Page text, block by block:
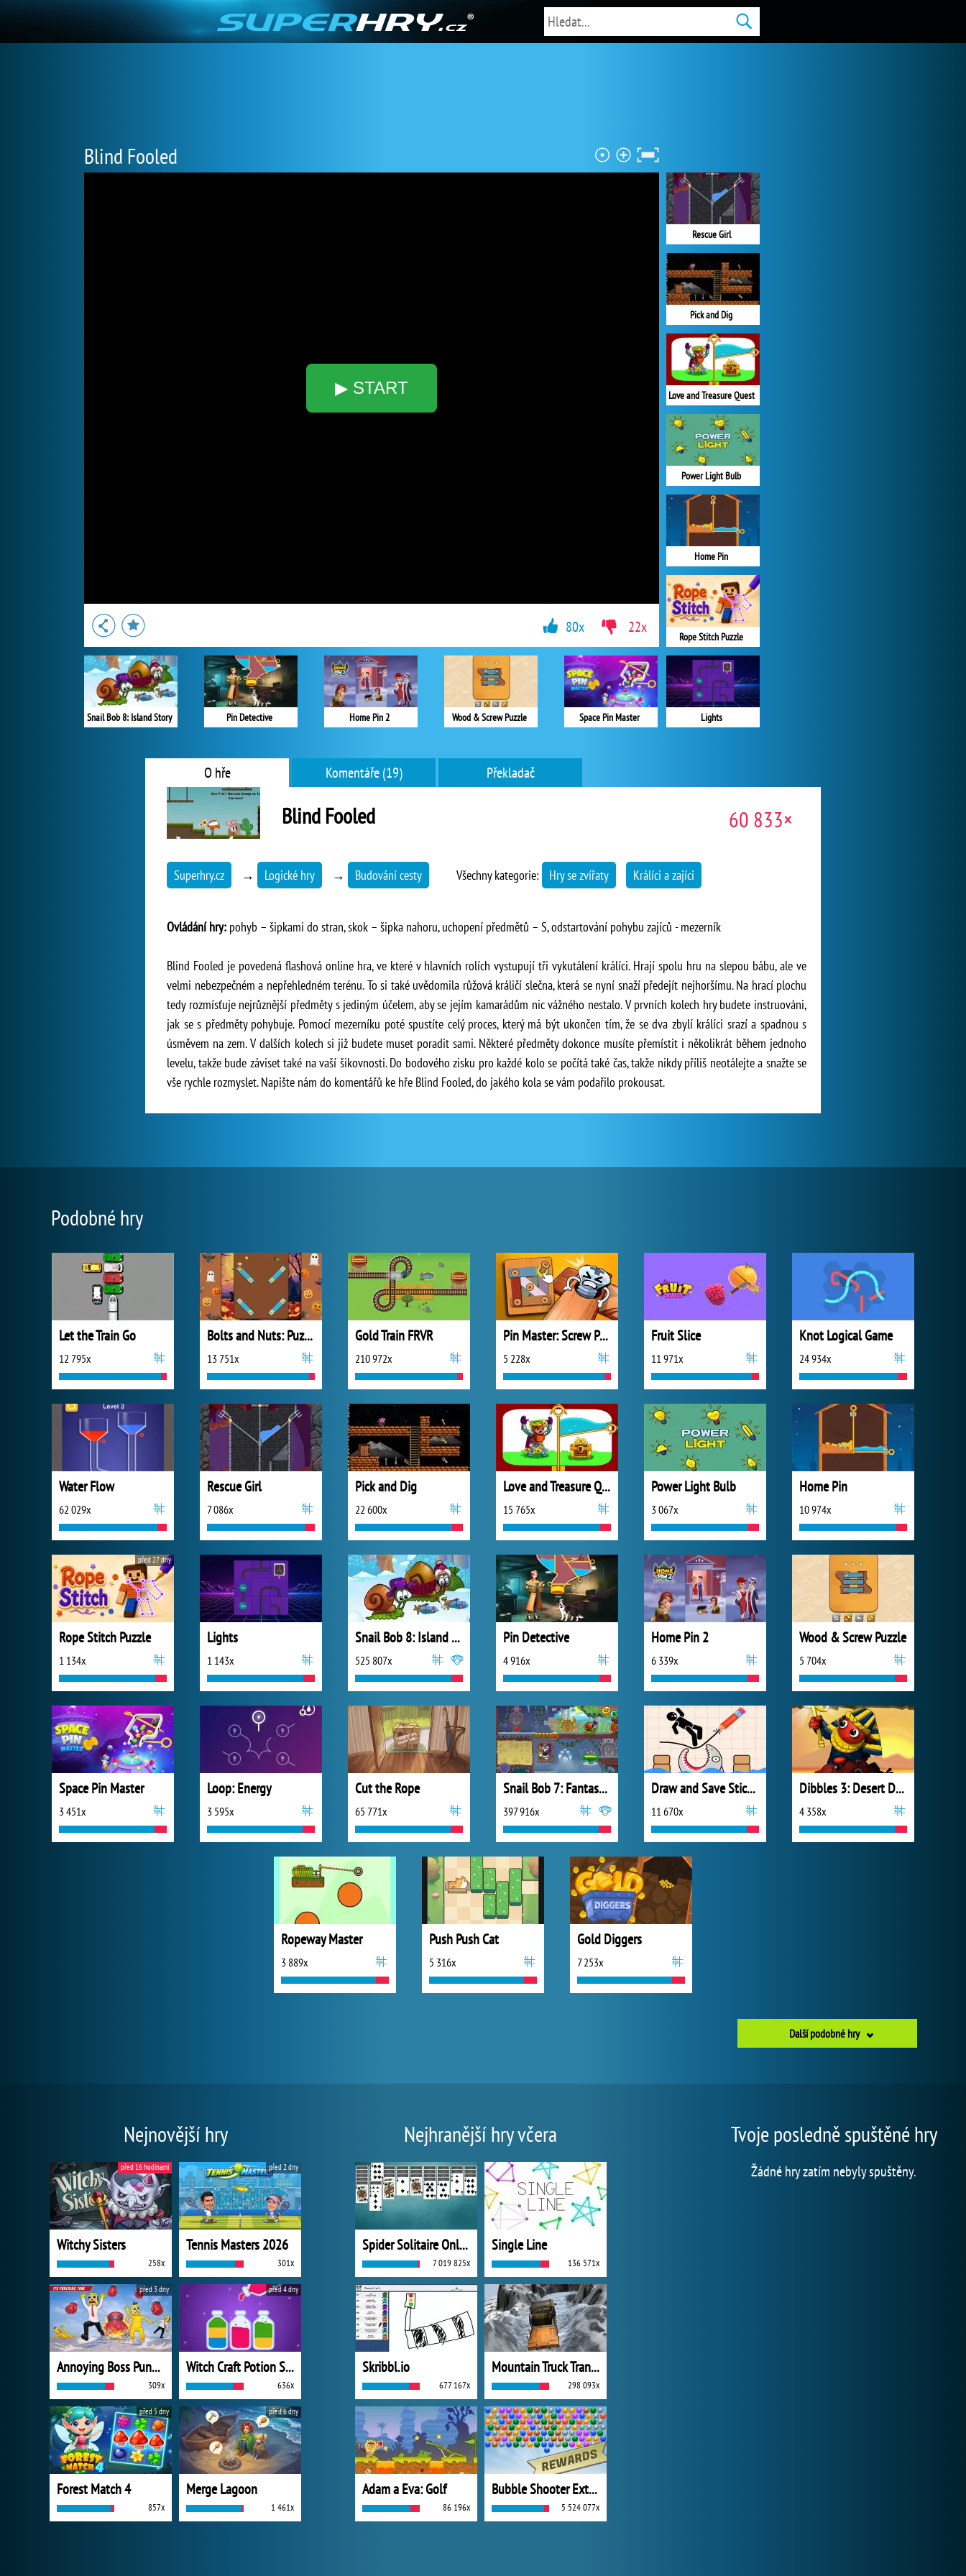
Blind Fooled
▶ START
Rescue Girl
Pick and Dig
Love and Treasure Quest
Power Light Bulb
Home Pin
Rope Stitch Puzzle
Lights
Snail Bob 8: Island Story Pin Detective Home Pin 2 Wood & Screw Puzzle Space Pin Master
80x 22x
O hře Komentáře (19) Překladač
Blind Fooled 60 833×
Superhry.cz → Logické hry → Budování cesty Všechny kategorie: Hry se zvířaty Králíci a zajíci
Ovládání hry: pohyb – šipkami do stran, skok – šipka nahoru, uchopení předmětů – S, odstartování pohybu zajíců - mezerník
Blind Fooled je povedená flashová online hra, ve které v hlavních rolích vystupují tři vykutálení králíci. Hrají spolu hru na slepou bábu, ale ve
velmi nebezpečném a nepřehledném terénu. To si také uvědomila růžová králičí slečna, která se nyní snaží předejít nejhoršímu. Na hrací plochu
tedy rozmísťuje nejrůznější předměty s jediným účelem, aby se jejím kamarádům nic vážného nestalo. V prvních kolech hry budete instruováni,
jak se s předměty pohybuje. Pomocí mezerníku poté spustíte celý proces, který má být ukončen tím, že se dva zbylí králíci srazí a spadnou s
úsměvem na zem. V dalších kolech si již budete muset poradit sami. Některé předměty dokonce musíte přemístit i několikrát během jednoho
levelu, takže bude záviset také na vaší šikovnosti. Do bodového zisku pro každé kolo se počítá také čas, takže nikdy příliš neotálejte a snažte se
vše rychle rozmyslet. Napište nám do komentářů ke hře Blind Fooled, do jakého kola se vám podařilo prokousat.
Podobné hry
Let the Train Go
12 795x
Bolts and Nuts: Puzzle
13 751x
Gold Train FRVR
210 972x
Pin Master: Screw Puzzle Quest
5 228x
Fruit Slice
11 971x
Knot Logical Game
24 934x
Water Flow
62 029x
Rescue Girl
7 086x
Pick and Dig
22 600x
Love and Treasure Quest
15 765x
Power Light Bulb
3 067x
Home Pin
10 974x
Rope Stitch Puzzle
1 134x
před 27 dny
Lights
1 143x
Snail Bob 8: Island Story
525 807x
Pin Detective
4 916x
Home Pin 2
6 339x
Wood & Screw Puzzle
5 704x
Space Pin Master
3 451x
Loop: Energy
3 595x
Cut the Rope
65 771x
Snail Bob 7: Fantasy Story
397 916x
Draw and Save Stickman
11 670x
Dibbles 3: Desert Despair
4 358x
Ropeway Master
3 889x
Push Push Cat
5 316x
Gold Diggers
7 253x
Další podobné hry
Nejnovější hry
Witchy Sisters
258x
před 16 hodinami
Tennis Masters 2026
301x
před 2 dny
Annoying Boss Punch Game
309x
před 3 dny
Witch Craft Potion Sort
636x
před 4 dny
Forest Match 4
857x
před 5 dny
Merge Lagoon
1 461x
před 6 dny
Nejhranější hry včera
Spider Solitaire Online
7 019 825x
Single Line
136 571x
Skribbl.io
677 167x
Mountain Truck Transport
298 093x
Adam a Eva: Golf
86 196x
Bubble Shooter Extreme
5 524 077x
Tvoje posledně spuštěné hry
Žádné hry zatím nebyly spuštěny.